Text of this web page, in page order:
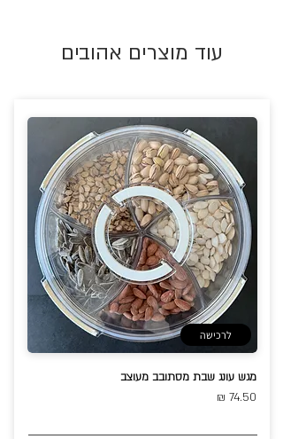
עוד מוצרים אהובים
לרכישה
מגש עונג שבת מסתובב מעוצב
74.50 ₪